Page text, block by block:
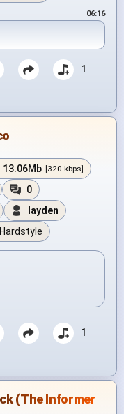
06:16
1
13.06Mb [320 kbps]
0
layden
Hardstyle
1
(The Informer